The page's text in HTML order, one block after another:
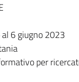
6 giugno 2023
per